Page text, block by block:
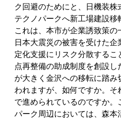
ク回避のためにと、日機装株
テクノパークへ新工場建設移
これは、本市が企業誘致策
日本大震災の被害を受けた
定化支援にリスク分散する
点再整備の助成制度を創設
が大きく金沢への移転に踏み
われますが、如何ですか。
で進められているのですか。
パーク周辺においては、森本